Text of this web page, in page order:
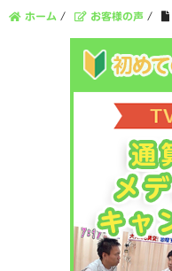
ホーム / お客様の声 /